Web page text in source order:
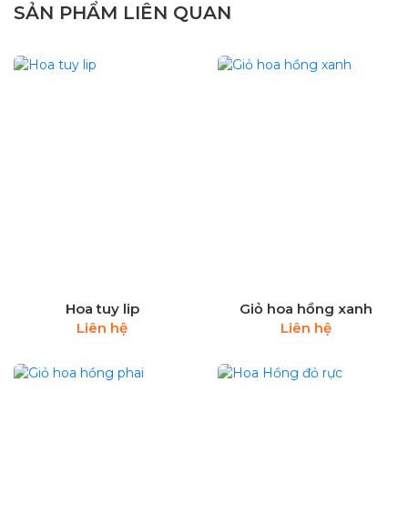
SẢN PHẨM LIÊN QUAN
Hoa tuy lip
Liên hệ
Giỏ hoa hồng xanh
Liên hệ